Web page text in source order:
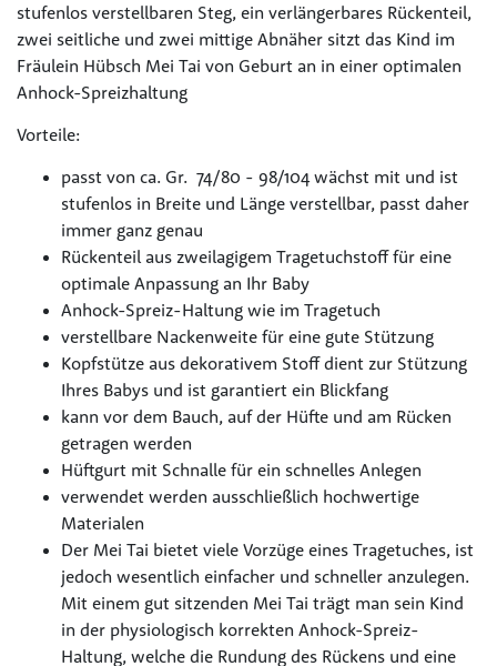
stufenlos verstellbaren Steg, ein verlängerbares Rückenteil,
zwei seitliche und zwei mittige Abnäher sitzt das Kind im
Fräulein Hübsch Mei Tai von Geburt an in einer optimalen
Anhock-Spreizhaltung
Vorteile:
passt von ca. Gr. 74/80 - 98/104 wächst mit und ist
stufenlos in Breite und Länge verstellbar, passt daher
immer ganz genau
Rückenteil aus zweilagigem Tragetuchstoff für eine
optimale Anpassung an Ihr Baby
Anhock-Spreiz-Haltung wie im Tragetuch
verstellbare Nackenweite für eine gute Stützung
Kopfstütze aus dekorativem Stoff dient zur Stützung
Ihres Babys und ist garantiert ein Blickfang
kann vor dem Bauch, auf der Hüfte und am Rücken
getragen werden
Hüftgurt mit Schnalle für ein schnelles Anlegen
verwendet werden ausschließlich hochwertige
Materialen
Der Mei Tai bietet viele Vorzüge eines Tragetuches, ist
jedoch wesentlich einfacher und schneller anzulegen.
Mit einem gut sitzenden Mei Tai trägt man sein Kind
in der physiologisch korrekten Anhock-Spreiz-
Haltung, welche die Rundung des Rückens und eine